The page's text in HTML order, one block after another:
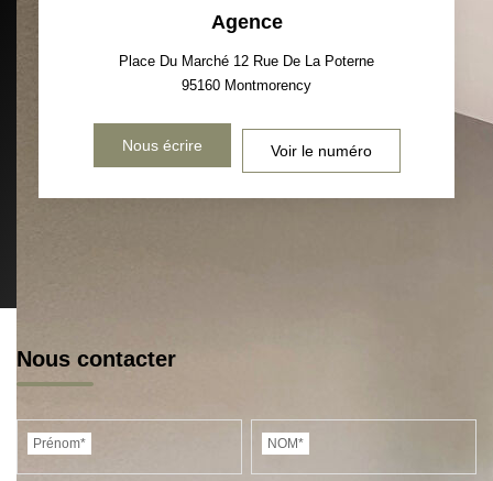
Agence
Place Du Marché 12 Rue De La Poterne
95160 Montmorency
Nous écrire Voir le numéro
Nous contacter
Prénom* NOM*